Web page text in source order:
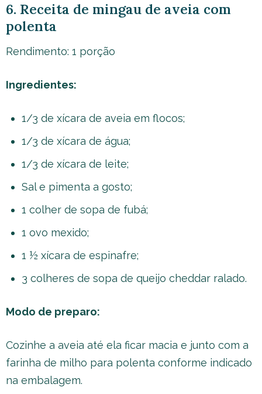
6. Receita de mingau de aveia com
polenta
Rendimento: 1 porção
Ingredientes:
1/3 de xícara de aveia em flocos;
1/3 de xícara de água;
1/3 de xícara de leite;
Sal e pimenta a gosto;
1 colher de sopa de fubá;
1 ovo mexido;
1 ½ xícara de espinafre;
3 colheres de sopa de queijo cheddar ralado.
Modo de preparo:
Cozinhe a aveia até ela ficar macia e junto com a
farinha de milho para polenta conforme indicado
na embalagem.